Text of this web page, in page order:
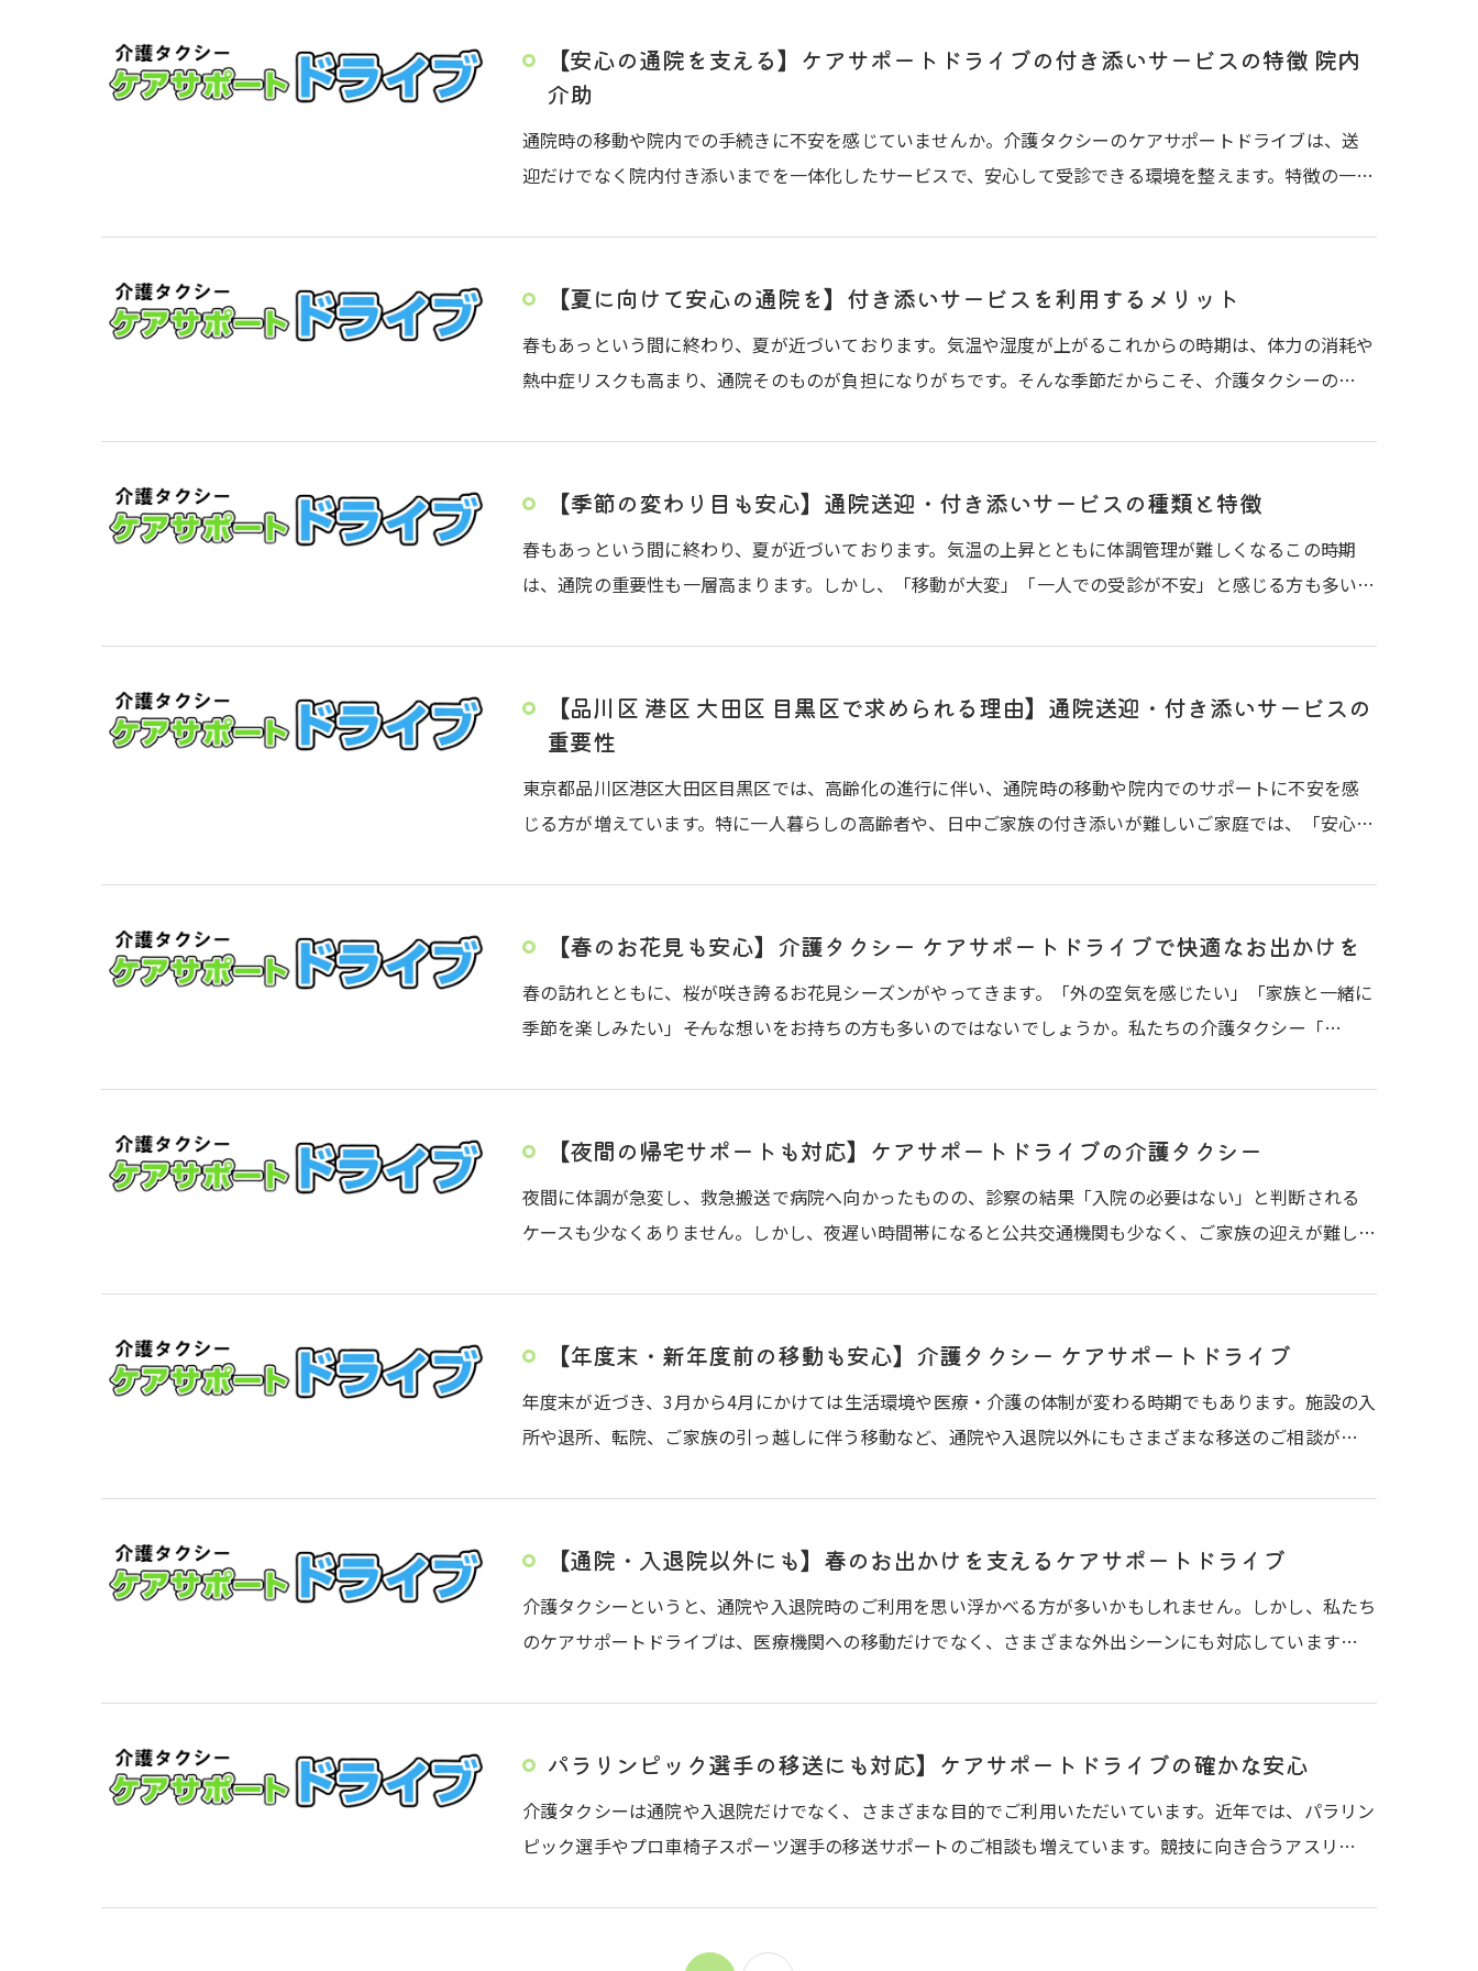
【安心の通院を支える】ケアサポートドライブの付き添いサービスの特徴 院内
介助
通院時の移動や院内での手続きに不安を感じていませんか。介護タクシーのケアサポートドライブは、送
迎だけでなく院内付き添いまでを一体化したサービスで、安心して受診できる環境を整えます。特徴の一…
【夏に向けて安心の通院を】付き添いサービスを利用するメリット
春もあっという間に終わり、夏が近づいております。気温や湿度が上がるこれからの時期は、体力の消耗や
熱中症リスクも高まり、通院そのものが負担になりがちです。そんな季節だからこそ、介護タクシーの…
【季節の変わり目も安心】通院送迎・付き添いサービスの種類と特徴
春もあっという間に終わり、夏が近づいております。気温の上昇とともに体調管理が難しくなるこの時期
は、通院の重要性も一層高まります。しかし、「移動が大変」「一人での受診が不安」と感じる方も多い…
【品川区 港区 大田区 目黒区で求められる理由】通院送迎・付き添いサービスの
重要性
東京都品川区港区大田区目黒区では、高齢化の進行に伴い、通院時の移動や院内でのサポートに不安を感
じる方が増えています。特に一人暮らしの高齢者や、日中ご家族の付き添いが難しいご家庭では、「安心…
【春のお花見も安心】介護タクシー ケアサポートドライブで快適なお出かけを
春の訪れとともに、桜が咲き誇るお花見シーズンがやってきます。「外の空気を感じたい」「家族と一緒に
季節を楽しみたい」――そんな想いをお持ちの方も多いのではないでしょうか。私たちの介護タクシー「…
【夜間の帰宅サポートも対応】ケアサポートドライブの介護タクシー
夜間に体調が急変し、救急搬送で病院へ向かったものの、診察の結果「入院の必要はない」と判断される
ケースも少なくありません。しかし、夜遅い時間帯になると公共交通機関も少なく、ご家族の迎えが難し…
【年度末・新年度前の移動も安心】介護タクシー ケアサポートドライブ
年度末が近づき、3月から4月にかけては生活環境や医療・介護の体制が変わる時期でもあります。施設の入
所や退所、転院、ご家族の引っ越しに伴う移動など、通院や入退院以外にもさまざまな移送のご相談が…
【通院・入退院以外にも】春のお出かけを支えるケアサポートドライブ
介護タクシーというと、通院や入退院時のご利用を思い浮かべる方が多いかもしれません。しかし、私たち
のケアサポートドライブは、医療機関への移動だけでなく、さまざまな外出シーンにも対応しています…
パラリンピック選手の移送にも対応】ケアサポートドライブの確かな安心
介護タクシーは通院や入退院だけでなく、さまざまな目的でご利用いただいています。近年では、パラリン
ピック選手やプロ車椅子スポーツ選手の移送サポートのご相談も増えています。競技に向き合うアスリ…